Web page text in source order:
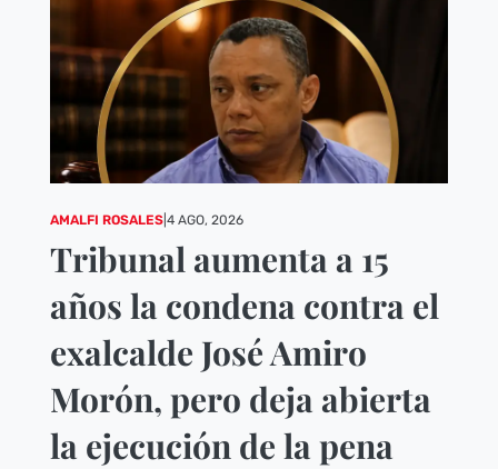
AMALFI ROSALES| 4 AGO, 2026
Tribunal aumenta a 15
años la condena contra el
exalcalde José Amiro
Morón, pero deja abierta
la ejecución de la pena